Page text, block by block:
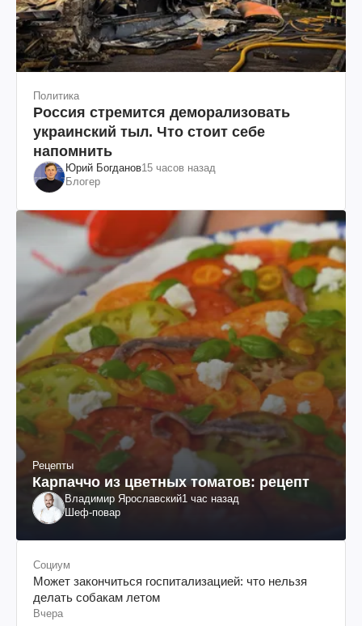
Политика
Россия стремится деморализовать
украинский тыл. Что стоит себе
напомнить
Юрий Богданов15 часов назад
Блогер
Рецепты
Карпаччо из цветных томатов: рецепт
Владимир Ярославский1 час назад
Шеф-повар
Социум
Может закончиться госпитализацией: что нельзя
делать собакам летом
Вчера